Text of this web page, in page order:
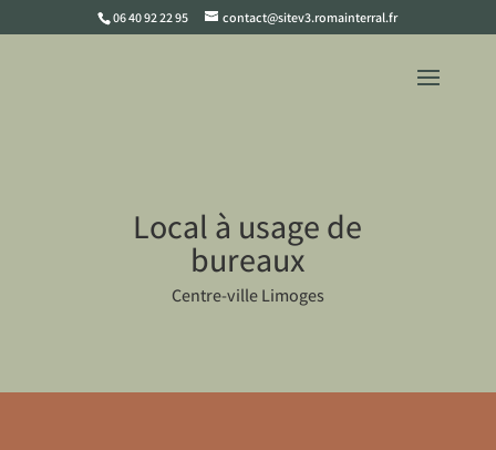
06 40 92 22 95 contact@sitev3.romainterral.fr
Local à usage de
bureaux
Centre-ville Limoges